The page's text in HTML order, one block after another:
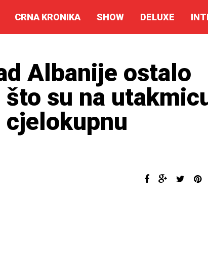
CRNA KRONIKA SHOW DELUXE
Albanije ostalo
su na